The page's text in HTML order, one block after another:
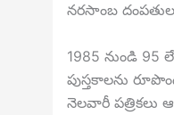
నరసాంబ
1985 నుండి 95
పుస్తకాలను
నెలవారీ